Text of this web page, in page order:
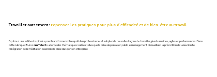
Travailler autrement :repenser les pratiques pour plus d’efficacité et de bien-être au travail.
Explorez des articles inspirants pour transformer votre quotidien professionnel et adopter de nouvelles façons de travailler, plus humaines, agiles et performantes. Dans
cette rubrique, Blossom Talents aborde des thématiques variées telles que la prise de parole en public, le management bienveillant, la prévention de la réunionite,
l’intégration de la méditation ou encore la place du sport en entreprise.